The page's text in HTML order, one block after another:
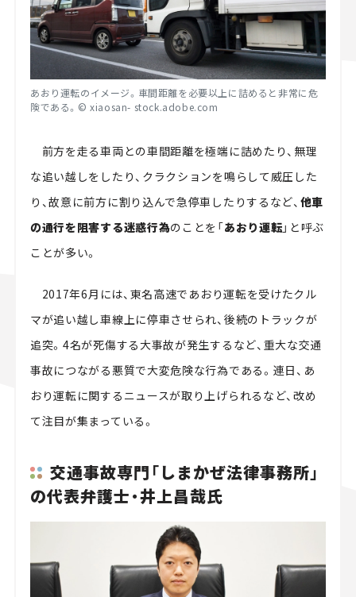
あおり運転のイメージ。車間距離を必要以上に詰めると非常に危
険である。©xiaosan- stock.adobe.com
前方を走る車両との車間距離を極端に詰めたり、無理
な追い越しをしたり、クラクションを鳴らして威圧した
り、故意に前方に割り込んで急停車したりするなど、 他車
の通行を阻害する迷惑行為のことを「あおり運転」と呼ぶ
ことが多い。
2017年6月には、東名高速であおり運転を受けたクル
マが追い越し車線上に停車させられ、後続のトラックが
追突。4名が死傷する大事故が発生するなど、重大な交通
事故につながる悪質で大変危険な行為である。連日、あ
おり運転に関するニュースが取り上げられるなど、改め
て注目が集まっている。
交通事故専門「しまかぜ法律事務所」
の代表弁護士・井上昌哉氏